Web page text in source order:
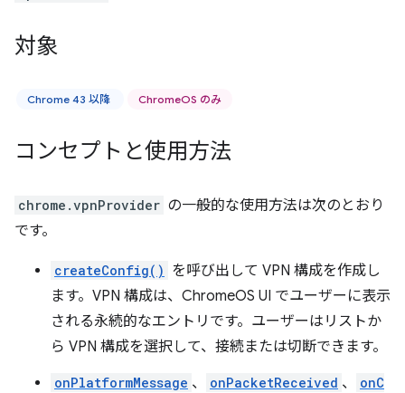
対象
Chrome 43 以降 ChromeOS のみ
コンセプトと使用方法
chrome.vpnProvider の一般的な使用方法は次のとおり
です。
createConfig() を呼び出して VPN 構成を作成し
ます。VPN 構成は、ChromeOS UI でユーザーに表示
される永続的なエントリです。ユーザーはリストか
ら VPN 構成を選択して、接続または切断できます。
onPlatformMessage 、 onPacketReceived 、
onC